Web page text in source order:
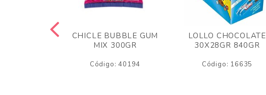
CHICLE BUBBLE GUM
MIX 300GR
Código: 40194
LOLLO CHOCOLATE
30X28GR 840GR
Código: 16635